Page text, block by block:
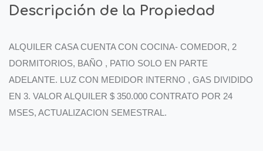
Descripción de la Propiedad
ALQUILER CASA CUENTA CON COCINA- COMEDOR, 2
DORMITORIOS, BAÑO , PATIO SOLO EN PARTE
ADELANTE. LUZ CON MEDIDOR INTERNO , GAS DIVIDIDO
EN 3. VALOR ALQUILER $ 350.000 CONTRATO POR 24
MSES, ACTUALIZACION SEMESTRAL.